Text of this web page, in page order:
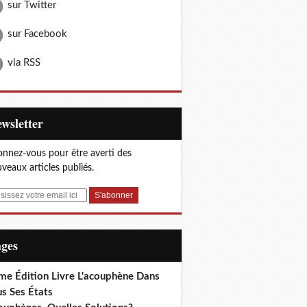
sur Twitter
sur Facebook
via RSS
vous pour être averti des
articles publiés.
Édition Livre L'acouphène Dans
Ses États